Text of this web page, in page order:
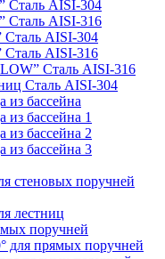
Сталь AISI-304
Сталь AISI-316
AISI-304
AISI-316
Сталь AISI-316
Сталь AISI-304
из бассейна
бассейна 1
из бассейна 2
из бассейна 3
стеновых поручней
лестниц
поручней
для прямых поручней